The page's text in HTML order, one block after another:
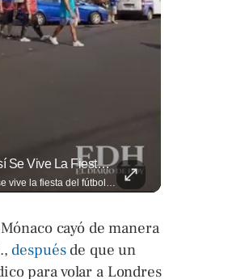
🔥⚽🏟️ Así Se Vive La Fiesta Del Fútbol Salvadoreño: La Pasión De Tigrillos Y Aguiluchos Ya Enciende El Ambiente Previo A La Gran Final Entre...
cayó de manera
después de que un
para volar a Londres